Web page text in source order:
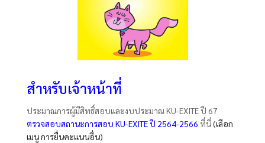
สำหรับเจ้าหน้าที่
ประมาณการผู้มีสิทธิ์สอบและงบประมาณ KU-EXITE ปี 67
ตรวจสอบสถานะการสอบ KU-EXITE ปี 2564-2566 ที่นี่(เลือก
เมนู การยื่นคะแนนอื่น)